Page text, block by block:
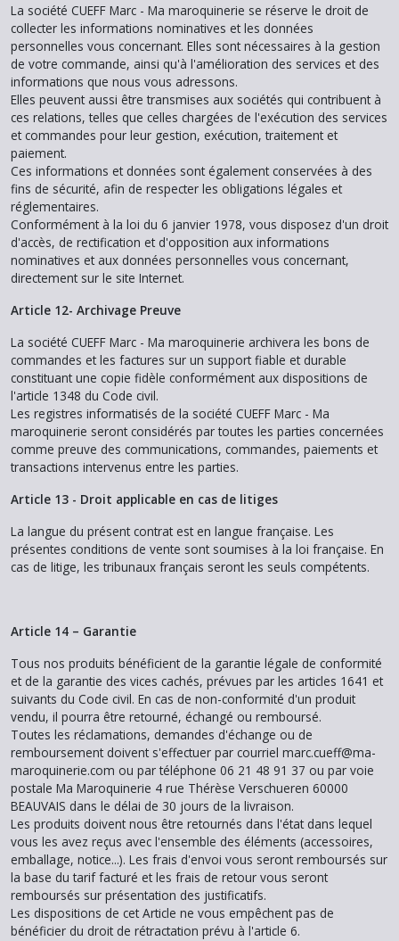
La société CUEFF Marc - Ma maroquinerie se réserve le droit de
collecter les informations nominatives et les données
personnelles vous concernant. Elles sont nécessaires à la gestion
de votre commande, ainsi qu'à l'amélioration des services et des
informations que nous vous adressons.
Elles peuvent aussi être transmises aux sociétés qui contribuent à
ces relations, telles que celles chargées de l'exécution des services
et commandes pour leur gestion, exécution, traitement et
paiement.
Ces informations et données sont également conservées à des
fins de sécurité, afin de respecter les obligations légales et
réglementaires.
Conformément à la loi du 6 janvier 1978, vous disposez d'un droit
d'accès, de rectification et d'opposition aux informations
nominatives et aux données personnelles vous concernant,
directement sur le site Internet.
Article 12- Archivage Preuve
La société CUEFF Marc - Ma maroquinerie archivera les bons de
commandes et les factures sur un support fiable et durable
constituant une copie fidèle conformément aux dispositions de
l'article 1348 du Code civil.
Les registres informatisés de la société CUEFF Marc - Ma
maroquinerie seront considérés par toutes les parties concernées
comme preuve des communications, commandes, paiements et
transactions intervenus entre les parties.
Article 13 - Droit applicable en cas de litiges
La langue du présent contrat est en langue française. Les
présentes conditions de vente sont soumises à la loi française. En
cas de litige, les tribunaux français seront les seuls compétents.
Article 14 – Garantie
Tous nos produits bénéficient de la garantie légale de conformité
et de la garantie des vices cachés, prévues par les articles 1641 et
suivants du Code civil. En cas de non-conformité d'un produit
vendu, il pourra être retourné, échangé ou remboursé.
Toutes les réclamations, demandes d'échange ou de
remboursement doivent s'effectuer par courriel marc.cueff@ma-
maroquinerie.com ou par téléphone 06 21 48 91 37 ou par voie
postale Ma Maroquinerie 4 rue Thérèse Verschueren 60000
BEAUVAIS dans le délai de 30 jours de la livraison.
Les produits doivent nous être retournés dans l'état dans lequel
vous les avez reçus avec l'ensemble des éléments (accessoires,
emballage, notice...). Les frais d'envoi vous seront remboursés sur
la base du tarif facturé et les frais de retour vous seront
remboursés sur présentation des justificatifs.
Les dispositions de cet Article ne vous empêchent pas de
bénéficier du droit de rétractation prévu à l'article 6.